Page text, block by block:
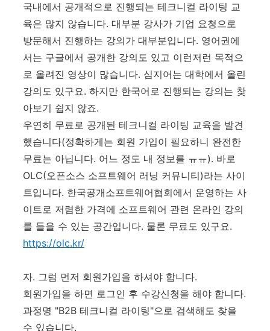
국내에서 공개적으로 진행되는 테크니컬 라이팅 교
육은 많지 않습니다. 대부분 강사가 기업 요청으로
방문해서 진행하는 강의가 대부분입니다. 영어권에
서는 구글에서 공개한 강의도 있고 이런저런 목적으
로 올려진 영상이 많습니다. 심지어는 대학에서 올린
강의도 있구요. 하지만 한국어로 진행되는 강의는 찾
아보기 쉽지 않죠.
우연히 무료로 공개된 테크니컬 라이팅 교육을 발견
했습니다(정확하게는 회원 가입이 필요하니 완전한
무료는 아닙니다. 어느 정도 내 정보를 ㅠㅠ). 바로
OLC(오픈소스 소프트웨어 러닝 커뮤니티)라는 사이
트입니다. 한국공개소프트웨어협회에서 운영하는 사
이트로 저렴한 가격에 소프트웨어 관련 온라인 강의
를 들을 수 있는 공간입니다. 물론 무료도 있구요.
https://olc.kr/
자. 그럼 먼저 회원가입을 하셔야 합니다.
회원가입을 하면 로그인 후 수강신청을 해야 합니다.
과정명 "B2B 테크니컬 라이팅"으로 검색해도 찾을
수 있습니다.